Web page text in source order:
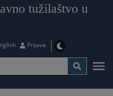
tužilaštvo u
Prijava